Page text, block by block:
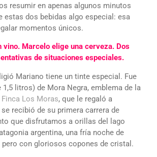
resumir en apenas algunos minutos
estas dos bebidas algo especial: esa
momentos únicos.
vino. Marcelo elige una cerveza. Dos
de situaciones especiales.
Mariano tiene un tinte especial. Fue
1,5 litros) de Mora Negra, emblema de la
Finca Los Moras, que le regaló a
recibió de su primera carrera de
que disfrutamos a orillas del lago
argentina, una fría noche de
pero con gloriosos copones de cristal.